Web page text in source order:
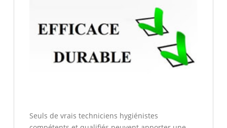
Seuls de vrais techniciens hygiénistes